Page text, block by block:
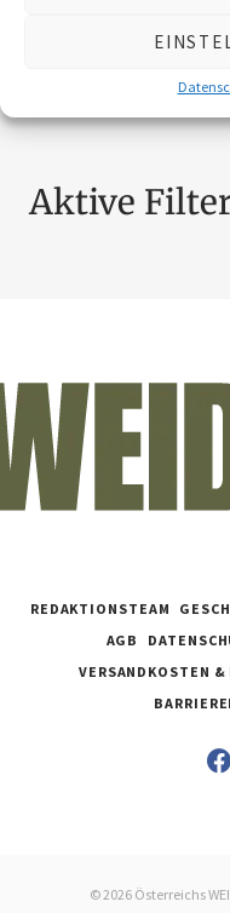
Nach
Aktive
REDAKTIONSTEAM
AGB
VERSANDKOSTEN &
© 2026 Österreichs